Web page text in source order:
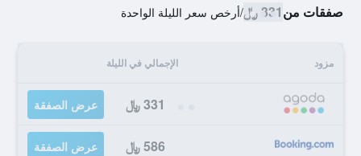
صفقات من331 ﷼ /أرخص سعر الليلة الواحدة
مزود الإجمالي في الليلة
331 ﷼ عرض الصفقة
586 ﷼ عرض الصفقة